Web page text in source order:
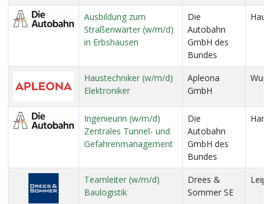
Ausbildung zum
Straßenwärter (w/m/d)
in Erbshausen
Die
Autobahn
GmbH des
Bundes
Haustechniker (w/m/d)
Elektroniker
Apleona
GmbH
Ingenieurin (w/m/d)
Zentrales Tunnel- und
Gefahrenmanagement
Die
Autobahn
GmbH des
Bundes
Teamleiter (w/m/d)
Baulogistik
Drees &
Sommer SE